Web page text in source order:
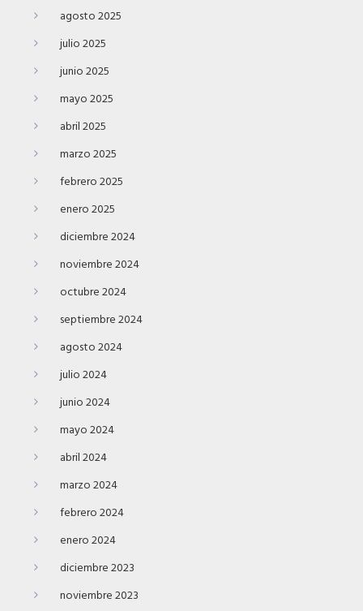
agosto 2025
julio 2025
junio 2025
mayo 2025
abril 2025
marzo 2025
febrero 2025
enero 2025
diciembre 2024
noviembre 2024
octubre 2024
septiembre 2024
agosto 2024
julio 2024
junio 2024
mayo 2024
abril 2024
marzo 2024
febrero 2024
enero 2024
diciembre 2023
noviembre 2023